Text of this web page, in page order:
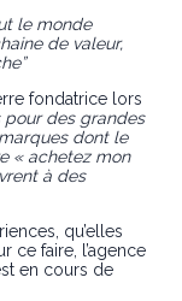
le monde
de valeur,
fondatrice lors
pour des grandes
dont le
« achetez mon
à des
qu’elles
ce faire, l’agence
en cours de